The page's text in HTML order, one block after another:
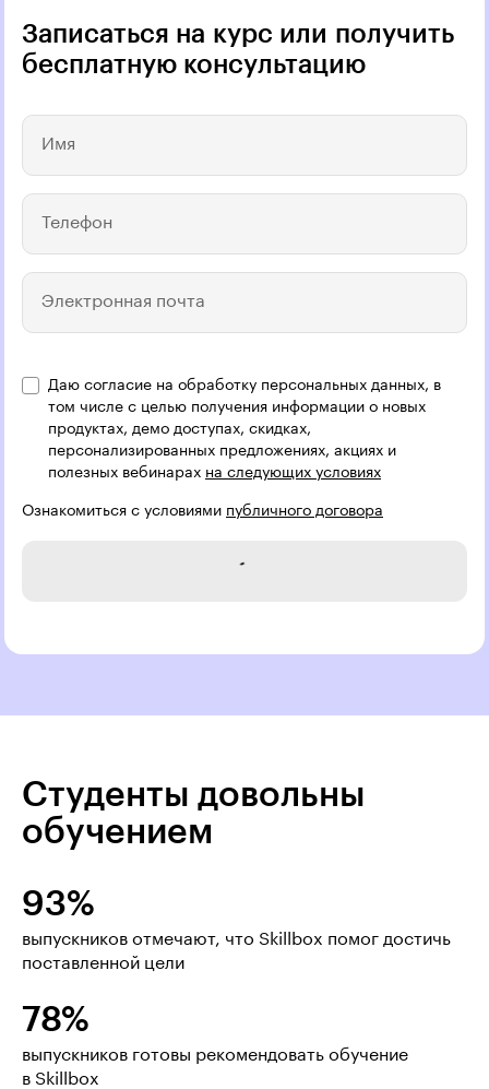
Записаться на курс или получить
бесплатную консультацию
Имя
Телефон
Электронная почта
Название компании
Даю согласие на обработку персональных данных, в
том числе с целью получения информации о новых
продуктах, демо доступах, скидках,
персонализированных предложениях, акциях и
полезных вебинарах на следующих условиях
Ознакомиться с условиями публичного договора
Записаться
Студенты довольны
обучением
93%
выпускников отмечают, что Skillbox помог достичь
поставленной цели
78%
выпускников готовы рекомендовать обучение
в Skillbox